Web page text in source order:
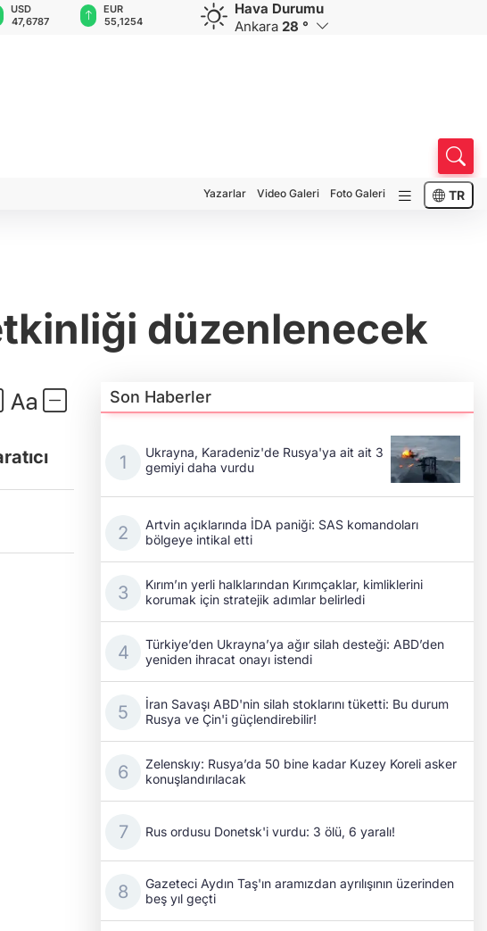
55,1254
CHF
59,0083
Hava Durumu
Ankara 28 °
Yazarlar Video Galeri Foto Galeri TR
düzenlenecek
Son Haberler
Ukrayna, Karadeniz'de Rusya'ya ait ait 3
gemiyi daha vurdu
Artvin açıklarında İDA paniği: SAS komandoları
bölgeye intikal etti
Kırım’ın yerli halklarından Kırımçaklar, kimliklerini
korumak için stratejik adımlar belirledi
Türkiye’den Ukrayna’ya ağır silah desteği: ABD’den
yeniden ihracat onayı istendi
İran Savaşı ABD'nin silah stoklarını tüketti: Bu durum
Rusya ve Çin'i güçlendirebilir!
Zelenskıy: Rusya’da 50 bine kadar Kuzey Koreli asker
konuşlandırılacak
Rus ordusu Donetsk'i vurdu: 3 ölü, 6 yaralı!
Gazeteci Aydın Taş'ın aramızdan ayrılışının üzerinden
beş yıl geçti